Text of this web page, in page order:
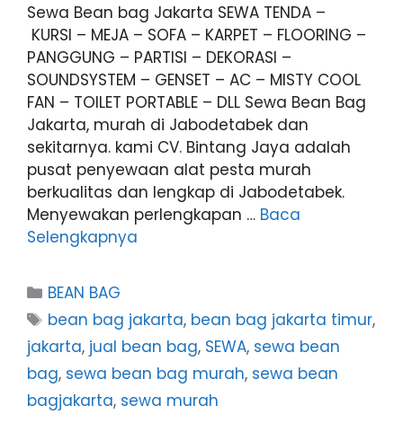
Sewa Bean bag Jakarta SEWA TENDA –
KURSI – MEJA – SOFA – KARPET – FLOORING –
PANGGUNG – PARTISI – DEKORASI –
SOUNDSYSTEM – GENSET – AC – MISTY COOL
FAN – TOILET PORTABLE – DLL Sewa Bean Bag
Jakarta, murah di Jabodetabek dan
sekitarnya. kami CV. Bintang Jaya adalah
pusat penyewaan alat pesta murah
berkualitas dan lengkap di Jabodetabek.
Menyewakan perlengkapan … Baca
Selengkapnya
Kategori
BEAN BAG
Tag
bean bag jakarta, bean bag jakarta timur,
jakarta, jual bean bag, SEWA, sewa bean
bag, sewa bean bag murah, sewa bean
bagjakarta, sewa murah